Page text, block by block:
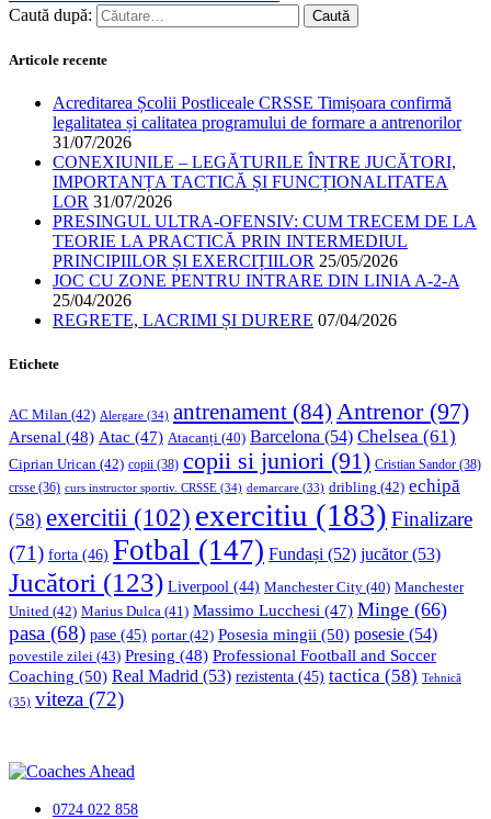
Caută după:
Articole recente
Acreditarea Școlii Postliceale CRSSE Timișoara confirmă
legalitatea și calitatea programului de formare a antrenorilor
31/07/2026
CONEXIUNILE – LEGĂTURILE ÎNTRE JUCĂTORI,
IMPORTANȚA TACTICĂ ȘI FUNCȚIONALITATEA
LOR 31/07/2026
PRESINGUL ULTRA-OFENSIV: CUM TRECEM DE LA
TEORIE LA PRACTICĂ PRIN INTERMEDIUL
PRINCIPIILOR ȘI EXERCIȚIILOR 25/05/2026
JOC CU ZONE PENTRU INTRARE DIN LINIA A-2-A
25/04/2026
REGRETE, LACRIMI ȘI DURERE 07/04/2026
Etichete
AC Milan (42) Alergare (34) antrenament (84) Antrenor(97)
Arsenal (48) Atac (47) Atacanți (40) Barcelona (54) Chelsea (61)
Ciprian Urican (42) copii (38) copii si juniori (91) Cristian Sandor (38)
crsse (36) curs instructor sportiv. CRSSE (34) demarcare (33) dribling (42) echipă
(58) exercitii (102) exercitiu (183) Finalizare
(71) forta (46) Fotbal (147) Fundași (52) jucător(53)
Jucători (123) Liverpool (44) Manchester City (40) Manchester
United (42) Marius Dulca (41) Massimo Lucchesi (47) Minge (66)
pasa (68) pase (45) portar(42) Posesia mingii (50) posesie (54)
povestile zilei (43) Presing (48) Professional Football and Soccer
Coaching (50) Real Madrid (53) rezistenta (45) tactica (58) Tehnică
(35) viteza (72)
0724 022 858